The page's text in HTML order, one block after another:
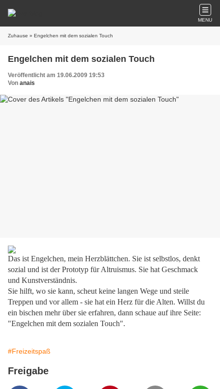
MENU
Zuhause » Engelchen mit dem sozialen Touch
Engelchen mit dem sozialen Touch
Veröffentlicht am 19.06.2009 19:53
Von anais
Das ist Engelchen, mein Herzblättchen. Sie ist selbstlos, denkt
sozial und ist der Prototyp für Altruismus. Sie hat Geschmack
und Kunstverständnis.
Sie hilft, wo sie kann, scheut keine langen Wege und steile
Treppen und vor allem - sie hat ein Herz für die Alten. Willst du
ein bischen mehr über sie erfahren, dann schaue auf ihre Seite:
"Engelchen mit dem sozialen Touch".
#Freizeitspaß
Freigabe